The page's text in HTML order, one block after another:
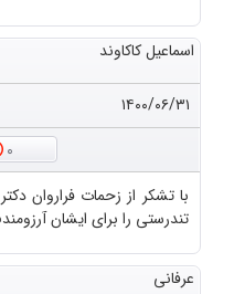
اسماعیل کاکاوند
۱۴۰۰/۰۶/۳۱
0
با تشکر از زحمات فراروان
تندرستی را برای ایشان
عرفانی